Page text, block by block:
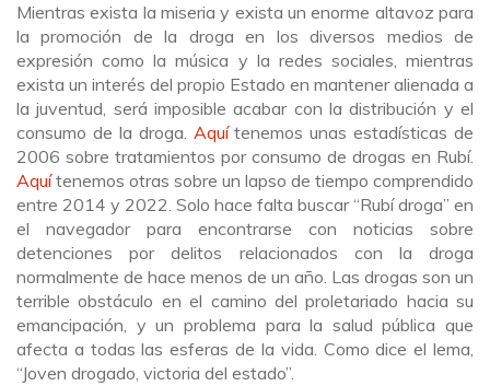
Mientras exista la miseria y exista un enorme altavoz para
la promoción de la droga en los diversos medios de
expresión como la música y la redes sociales, mientras
exista un interés del propio Estado en mantener alienada a
la juventud, será imposible acabar con la distribución y el
consumo de la droga. Aquítenemos unas estadísticas de
2006 sobre tratamientos por consumo de drogas en Rubí.
Aquítenemos otras sobre un lapso de tiempo comprendido
entre 2014 y 2022. Solo hace falta buscar “Rubí droga” en
el navegador para encontrarse con noticias sobre
detenciones por delitos relacionados con la droga
normalmente de hace menos de un año. Las drogas son un
terrible obstáculo en el camino del proletariado hacia su
emancipación, y un problema para la salud pública que
afecta a todas las esferas de la vida. Como dice el lema,
“Joven drogado, victoria del estado”.